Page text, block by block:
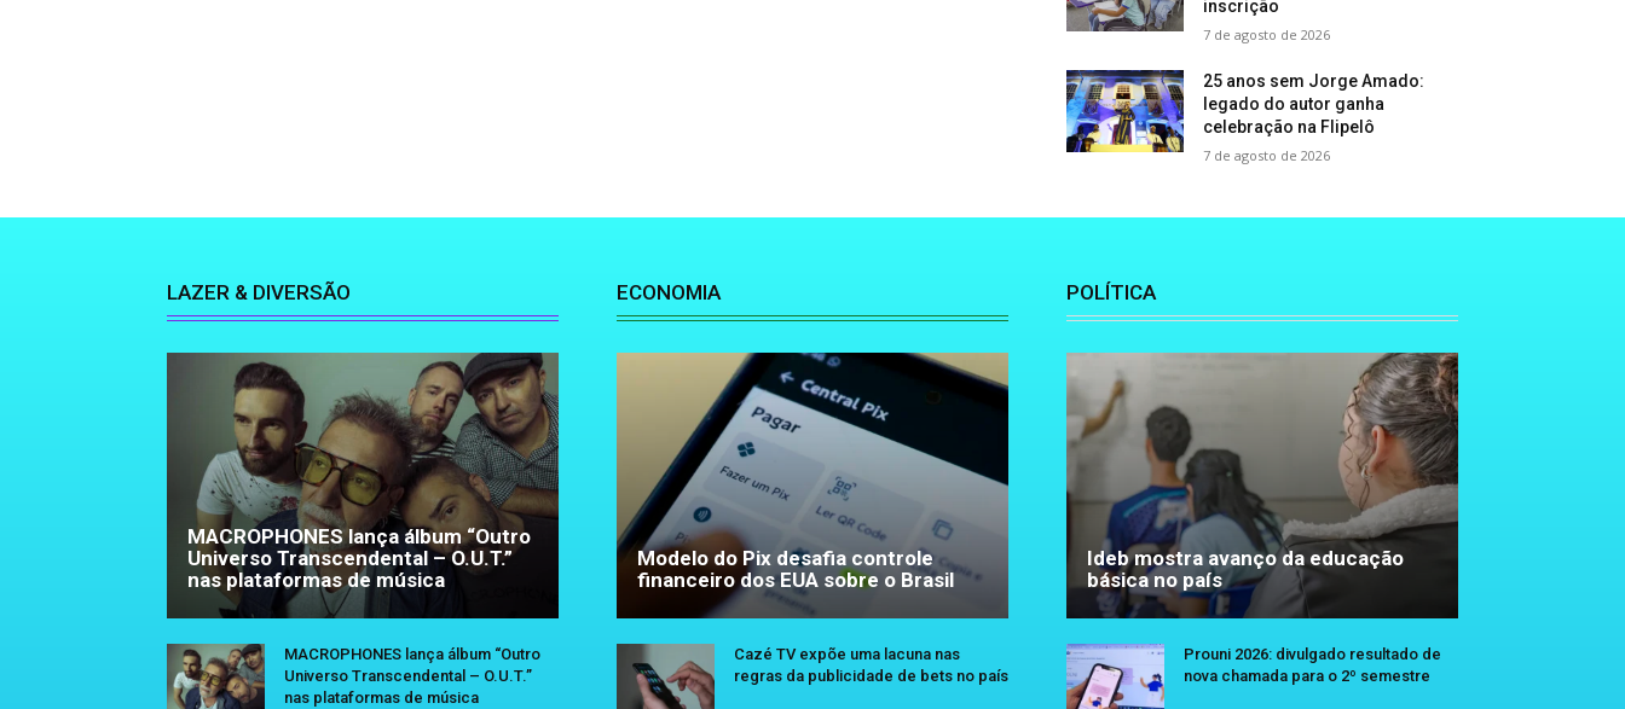
inscrição
7 de agosto de 2026
25 anos sem Jorge Amado:
legado do autor ganha
celebração na Flipelô
7 de agosto de 2026
LAZER & DIVERSÃO
MACROPHONES lança álbum “Outro
Universo Transcendental – O.U.T.”
nas plataformas de música
MACROPHONES lança álbum “Outro
Universo Transcendental – O.U.T.”
nas plataformas de música
ECONOMIA
Modelo do Pix desafia controle
financeiro dos EUA sobre o Brasil
Cazé TV expõe uma lacuna nas
regras da publicidade de bets no país
POLÍTICA
Ideb mostra avanço da educação
básica no país
Prouni 2026: divulgado resultado de
nova chamada para o 2º semestre